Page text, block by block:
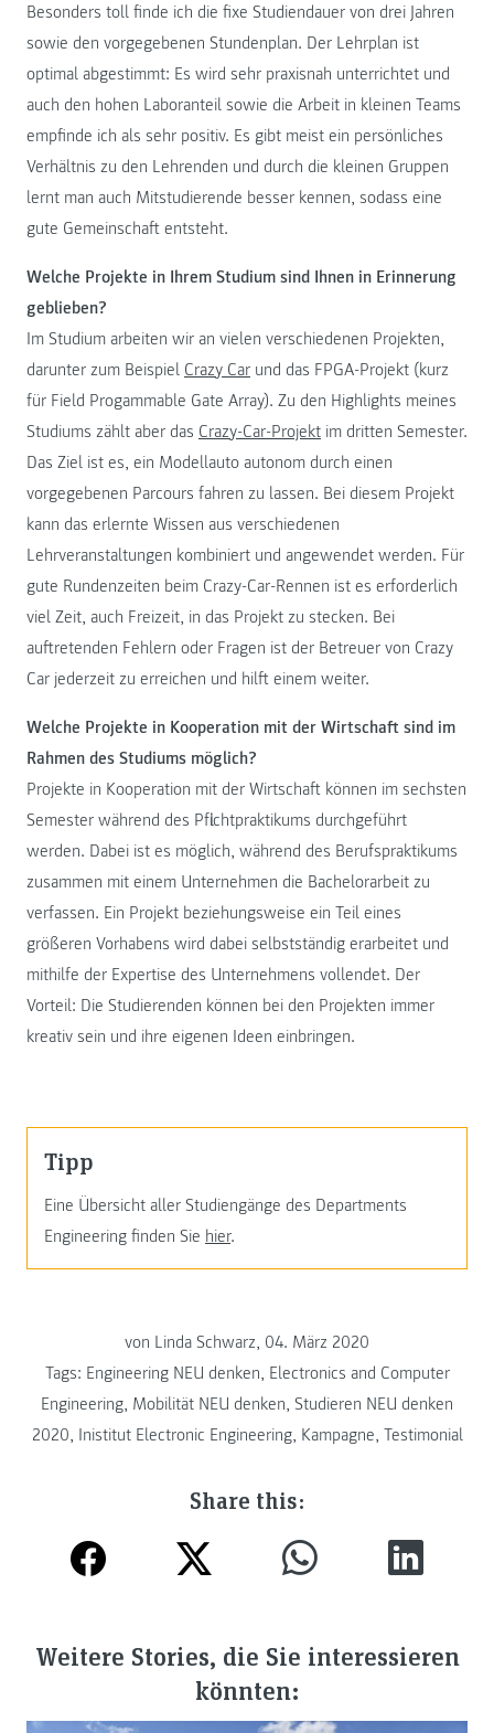
Besonders toll finde ich die fixe Studiendauer von drei Jahren
sowie den vorgegebenen Stundenplan. Der Lehrplan ist
optimal abgestimmt: Es wird sehr praxisnah unterrichtet und
auch den hohen Laboranteil sowie die Arbeit in kleinen Teams
empfinde ich als sehr positiv. Es gibt meist ein persönliches
Verhältnis zu den Lehrenden und durch die kleinen Gruppen
lernt man auch Mitstudierende besser kennen, sodass eine
gute Gemeinschaft entsteht.
Welche Projekte in Ihrem Studium sind Ihnen in Erinnerung
geblieben?
Im Studium arbeiten wir an vielen verschiedenen Projekten,
darunter zum Beispiel Crazy Car und das FPGA-Projekt (kurz
für Field Progammable Gate Array). Zu den Highlights meines
Studiums zählt aber das Crazy-Car-Projekt im dritten Semester.
Das Ziel ist es, ein Modellauto autonom durch einen
vorgegebenen Parcours fahren zu lassen. Bei diesem Projekt
kann das erlernte Wissen aus verschiedenen
Lehrveranstaltungen kombiniert und angewendet werden. Für
gute Rundenzeiten beim Crazy-Car-Rennen ist es erforderlich
viel Zeit, auch Freizeit, in das Projekt zu stecken. Bei
auftretenden Fehlern oder Fragen ist der Betreuer von Crazy
Car jederzeit zu erreichen und hilft einem weiter.
Welche Projekte in Kooperation mit der Wirtschaft sind im
Rahmen des Studiums möglich?
Projekte in Kooperation mit der Wirtschaft können im sechsten
Semester während des Pflichtpraktikums durchgeführt
werden. Dabei ist es möglich, während des Berufspraktikums
zusammen mit einem Unternehmen die Bachelorarbeit zu
verfassen. Ein Projekt beziehungsweise ein Teil eines
größeren Vorhabens wird dabei selbstständig erarbeitet und
mithilfe der Expertise des Unternehmens vollendet. Der
Vorteil: Die Studierenden können bei den Projekten immer
kreativ sein und ihre eigenen Ideen einbringen.
Tipp
Eine Übersicht aller Studiengänge des Departments
Engineering finden Sie hier.
von Linda Schwarz, 04. März 2020
Tags: Engineering NEU denken, Electronics and Computer
Engineering, Mobilität NEU denken, Studieren NEU denken
2020, Inistitut Electronic Engineering, Kampagne, Testimonial
Share this:
Weitere Stories, die Sie interessieren
könnten: